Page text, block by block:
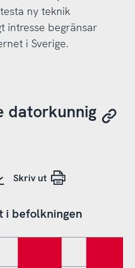
ny teknik
intresse begränsar
i Sverige.
datorkunnig
Skriv ut
i befolkningen